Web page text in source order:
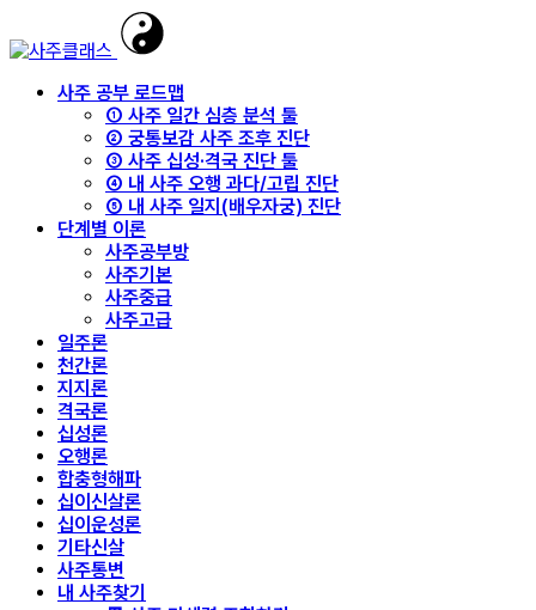
사주 공부 로드맵
① 사주 일간 심층 분석 툴
② 궁통보감 사주 조후 진단
③ 사주 십성·격국 진단 툴
④ 내 사주 오행 과다/고립 진단
⑤ 내 사주 일지(배우자궁) 진단
단계별 이론
사주공부방
사주기본
사주중급
사주고급
일주론
천간론
지지론
격국론
십성론
오행론
합충형해파
십이신살론
십이운성론
기타신살
사주통변
내 사주찾기